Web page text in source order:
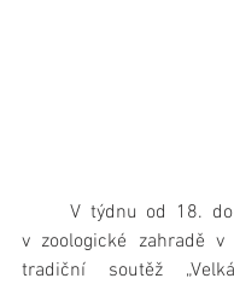
v zoologické zahradě v
tradiční soutěž